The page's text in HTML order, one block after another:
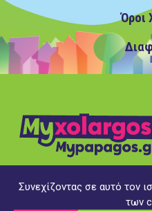
Όροι
Copyright ©2020
Συνεχίζοντας σε αυτό τον
των